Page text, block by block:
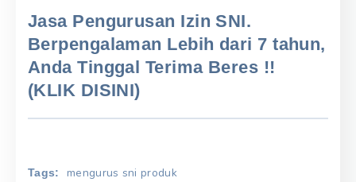
Jasa Pengurusan Izin SNI.
Berpengalaman Lebih dari 7 tahun,
Anda Tinggal Terima Beres !!
(KLIK DISINI)
Tags: mengurus sni produk